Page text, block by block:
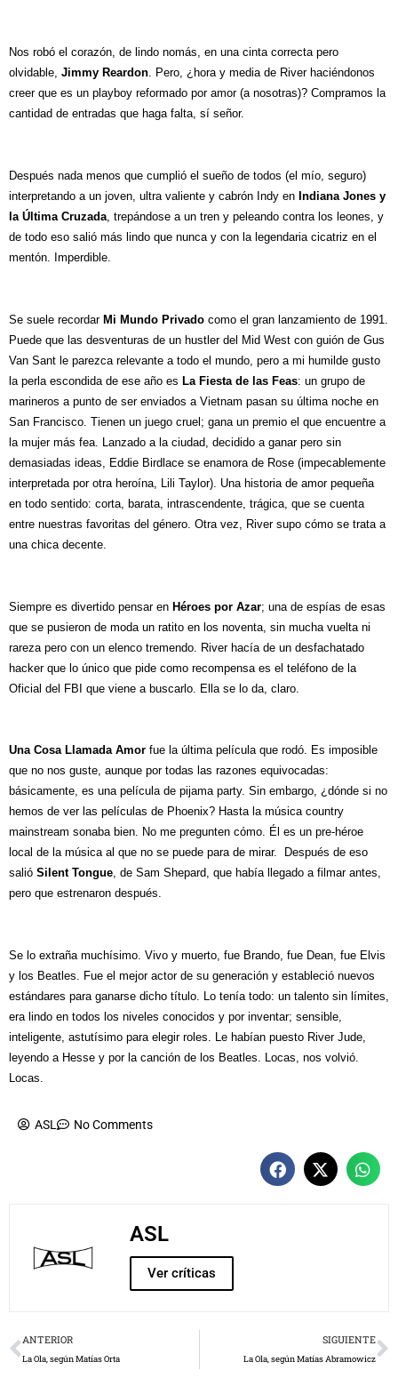
Nos robó el corazón, de lindo nomás, en una cinta correcta pero
olvidable, Jimmy Reardon . Pero, ¿hora y media de River haciéndonos
creer que es un playboy reformado por amor (a nosotras)? Compramos la
cantidad de entradas que haga falta, sí señor.
Después nada menos que cumplió el sueño de todos (el mío, seguro)
interpretando a un joven, ultra valiente y cabrón Indy en Indiana Jones y
la Última Cruzada , trepándose a un tren y peleando contra los leones, y
de todo eso salió más lindo que nunca y con la legendaria cicatriz en el
mentón. Imperdible.
Se suele recordar Mi Mundo Privado como el gran lanzamiento de 1991.
Puede que las desventuras de un hustler del Mid West con guión de Gus
Van Sant le parezca relevante a todo el mundo, pero a mi humilde gusto
la perla escondida de ese año es La Fiesta de las Feas: un grupo de
marineros a punto de ser enviados a Vietnam pasan su última noche en
San Francisco. Tienen un juego cruel; gana un premio el que encuentre a
la mujer más fea. Lanzado a la ciudad, decidido a ganar pero sin
demasiadas ideas, Eddie Birdlace se enamora de Rose (impecablemente
interpretada por otra heroína, Lili Taylor). Una historia de amor pequeña
en todo sentido: corta, barata, intrascendente, trágica, que se cuenta
entre nuestras favoritas del género. Otra vez, River supo cómo se trata a
una chica decente.
Siempre es divertido pensar en Héroes por Azar; una de espías de esas
que se pusieron de moda un ratito en los noventa, sin mucha vuelta ni
rareza pero con un elenco tremendo. River hacía de un desfachatado
hacker que lo único que pide como recompensa es el teléfono de la
Oficial del FBI que viene a buscarlo. Ella se lo da, claro.
Una Cosa Llamada Amor fue la última película que rodó. Es imposible
que no nos guste, aunque por todas las razones equivocadas:
básicamente, es una película de pijama party. Sin embargo, ¿dónde si no
hemos de ver las películas de Phoenix? Hasta la música country
mainstream sonaba bien. No me pregunten cómo. Él es un pre-héroe
local de la música al que no se puede para de mirar.
Después de eso
salió Silent Tongue, de Sam Shepard, que había llegado a filmar antes,
pero que estrenaron después.
Se lo extraña muchísimo. Vivo y muerto, fue Brando, fue Dean, fue Elvis
y los Beatles. Fue el mejor actor de su generación y estableció nuevos
estándares para ganarse dicho título. Lo tenía todo: un talento sin límites,
era lindo en todos los niveles conocidos y por inventar; sensible,
inteligente, astutísimo para elegir roles. Le habían puesto River Jude,
leyendo a Hesse y por la canción de los Beatles. Locas, nos volvió.
Locas.
ASL No Comments
ASL
Ver críticas
Prev
ANTERIOR
La Ola, según Matías Orta
SIGUIENTE
La Ola, según Matías Abramowicz